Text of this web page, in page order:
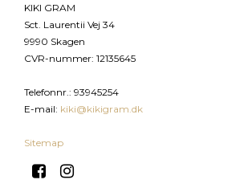
KIKI GRAM
Sct. Laurentii Vej 34
9990 Skagen
CVR-nummer: 12135645
Telefonnr. : 93945254
E-mail: kiki@kikigram.dk
Sitemap